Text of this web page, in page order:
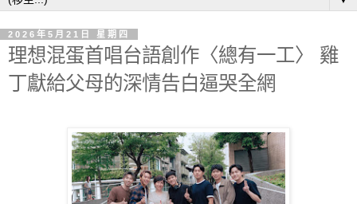
2026年5月21日 星期四
理想混蛋首唱台語創作〈總有一工〉 雞
丁獻給父母的深情告白逼哭全網